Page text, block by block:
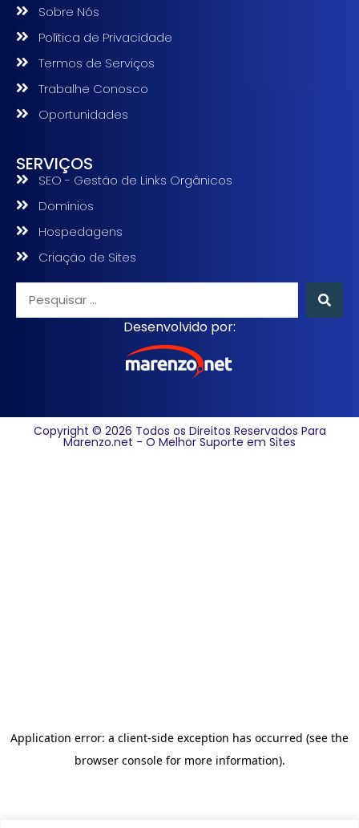
Sobre Nós
Política de Privacidade
Termos de Serviços
Trabalhe Conosco
Oportunidades
SERVIÇOS
SEO - Gestão de Links Orgânicos
Domínios
Hospedagens
Criação de Sites
Desenvolvido por:
Copyright © 2026 Todos os Direitos Reservados Para
Marenzo.net - O Melhor Suporte em Sites